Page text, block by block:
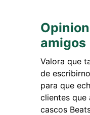
amigos
Valora que
de
para que
clientes que
cascos